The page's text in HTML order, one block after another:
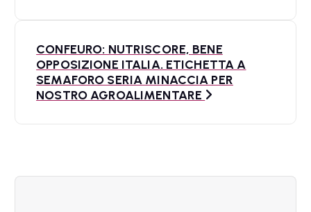
CONFEURO: NUTRISCORE, BENE
OPPOSIZIONE ITALIA. ETICHETTA A
SEMAFORO SERIA MINACCIA PER
NOSTRO AGROALIMENTARE